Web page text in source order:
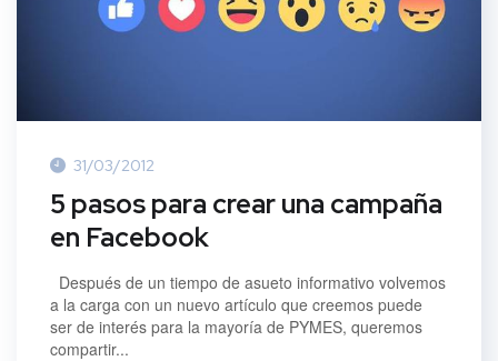
31/03/2012
5 pasos para crear una campaña
en Facebook
Después de un tiempo de asueto informativo volvemos
a la carga con un nuevo artículo que creemos puede
ser de interés para la mayoría de PYMES, queremos
compartir...